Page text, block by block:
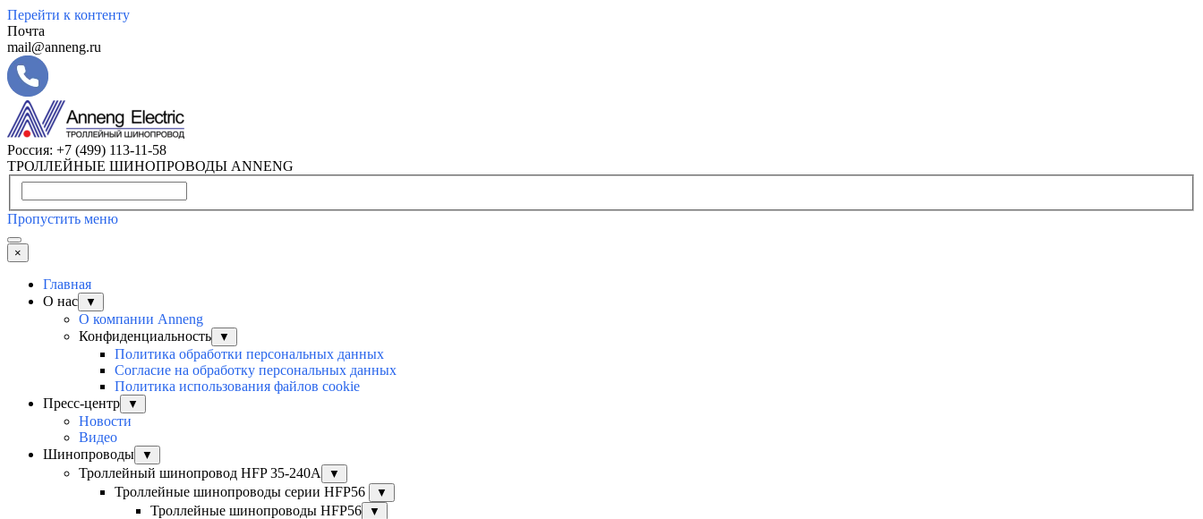
Перейти к контенту
Почта
mail@anneng.ru
Россия: +7 (499) 113-11-58
ТРОЛЛЕЙНЫЕ ШИНОПРОВОДЫ ANNENG
Пропустить меню
×
Главная
О нас
▼
О компании Anneng
Конфиденциальность
▼
Политика обработки персональных данных
Согласие на обработку персональных данных
Политика использования файлов cookie
Пресс-центр
▼
Новости
Видео
Шинопроводы
▼
Троллейный шинопровод HFP 35-240А ▼
Троллейные шинопроводы серии HFP56 ▼
Троллейные шинопроводы HFP56 ▼